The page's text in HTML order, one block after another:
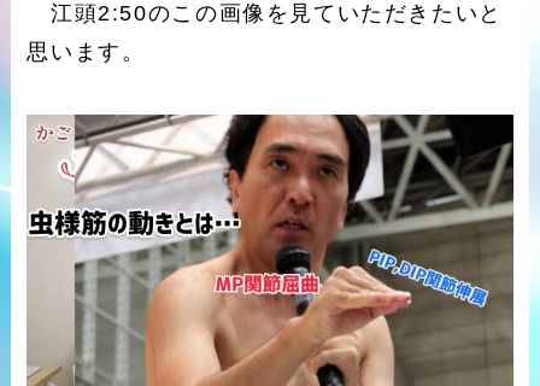
江頭2:50のこの画像を見ていただきたいと
思います。